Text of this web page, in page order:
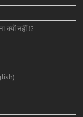
क्यों नहीं ⁉️